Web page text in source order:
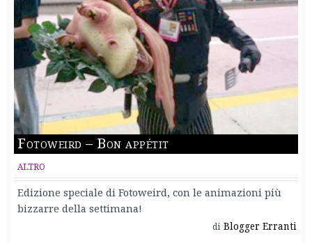
Fotoweird – Bon appétit
ALTRO
Edizione speciale di Fotoweird, con le animazioni più
bizzarre della settimana!
di Blogger Erranti